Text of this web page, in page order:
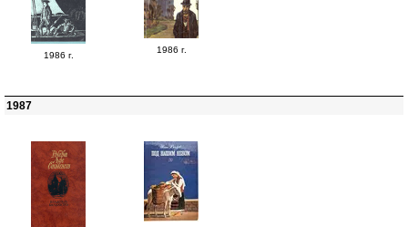
1986 г.
1986 г.
1987